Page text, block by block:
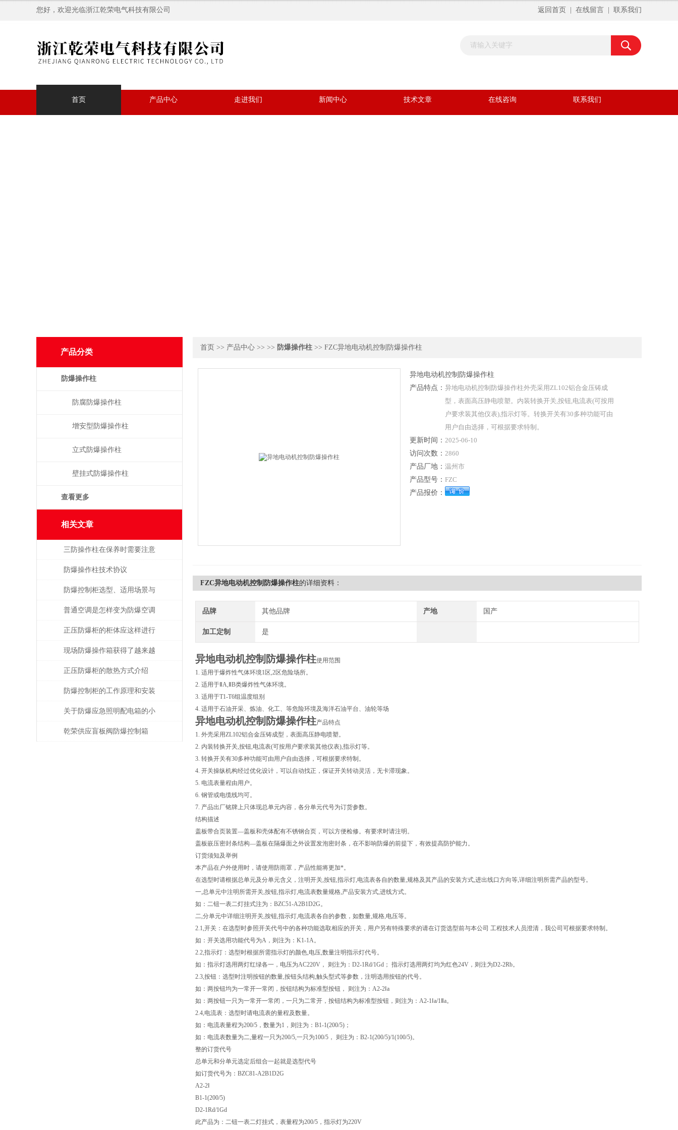
您好，欢迎光临浙江乾荣电气科技有限公司 返回首页 在线留言 联系我们
首页 产品中心 走进我们 新闻中心 技术文章 在线咨询 联系我们
首页 >> 产品中心 >> >> 防爆操作柱 >> FZC异地电动机控制防爆操作柱
异地电动机控制防爆操作柱
产品特点： 异地电动机控制防爆操作柱外壳采用ZL102铝合金压铸成
型，表面高压静电喷塑。内装转换开关,按钮,电流表(可按用
户要求装其他仪表),指示灯等。转换开关有30多种功能可由
用户自由选择，可根据要求特制。
更新时间： 2025-06-10
访问次数： 2860
产品厂地： 温州市
产品型号： FZC
产品报价：
FZC异地电动机控制防爆操作柱的详细资料：
品牌 其他品牌 产地 国产
加工定制 是
异地电动机控制防爆操作柱使用范围
1. 适用于爆炸性气体环境1区,2区危险场所。
2. 适用于ⅡA,ⅡB类爆炸性气体环境。
3. 适用于T1-T6组温度组别
4. 适用于石油开采、炼油、化工、等危险环境及海洋石油平台、油轮等场
异地电动机控制防爆操作柱产品特点
1. 外壳采用ZL102铝合金压铸成型，表面高压静电喷塑。
2. 内装转换开关,按钮,电流表(可按用户要求装其他仪表),指示灯等。
3. 转换开关有30多种功能可由用户自由选择，可根据要求特制。
4. 开关操纵机构经过优化设计，可以自动找正，保证开关转动灵活，无卡滞现象。
5. 电流表量程由用户。
6. 钢管或电缆线均可。
7. 产品出厂铭牌上只体现总单元内容，各分单元代号为订货参数。
结构描述
盖板带合页装置—盖板和壳体配有不锈钢合页，可以方便检修。有要求时请注明。
盖板嵌压密封条结构—盖板在隔爆面之外设置发泡密封条，在不影响防爆的前提下，有效提高防护能力。
订货须知及举例
本产品在户外使用时，请使用防雨罩，产品性能将更加*。
在选型时请根据总单元及分单元含义，注明开关,按钮,指示灯,电流表各自的数量,规格及其产品的安装方式,进出线口方向等,详细注明所需产品的型号。
一,总单元中注明所需开关,按钮,指示灯,电流表数量规格,产品安装方式,进线方式。
如：二钮一表二灯挂式注为：BZC51-A2B1D2G。
二,分单元中详细注明开关,按钮,指示灯,电流表各自的参数，如数量,规格,电压等。
2.1,开关：在选型时参照开关代号中的各种功能选取相应的开关，用户另有特殊要求的请在订货选型前与本公司 工程技术人员澄清，我公司可根据要求特制。
如：开关选用功能代号为A，则注为：K1-1A。
2.2,指示灯：选型时根据所需指示灯的颜色,电压,数量注明指示灯代号。
如：指示灯选用两灯红绿各一，电压为AC220V， 则注为：D2-1Rd/1Gd； 指示灯选用两灯均为红色24V，则注为D2-2Rb。
2.3,按钮：选型时注明按钮的数量,按钮头结构,触头型式等参数，注明选用按钮的代号。
如：两按钮均为一常开一常闭，按钮结构为标准型按钮， 则注为：A2-2Ⅰa
如：两按钮一只为一常开一常闭，一只为二常开，按钮结构为标准型按钮，则注为：A2-1Ⅰa/1Ⅱa。
2.4,电流表：选型时请电流表的量程及数量。
如：电流表量程为200/5，数量为1，则注为：B1-1(200/5)；
如：电流表数量为二,量程一只为200/5,一只为100/5， 则注为：B2-1(200/5)/1(100/5)。
整的订货代号
总单元和分单元选定后组合一起就是选型代号
如订货代号为：BZC81-A2B1D2G
A2-2Ⅰ
B1-1(200/5)
D2-1Rd/1Gd
此产品为：二钮一表二灯挂式，表量程为200/5，指示灯为220V
产品分类
防爆操作柱
防腐防爆操作柱
增安型防爆操作柱
立式防爆操作柱
壁挂式防爆操作柱
查看更多
相关文章
三防操作柱在保养时需要注意
的事项
防爆操作柱技术协议
防爆控制柜选型、适用场景与
定制要点说明
普通空调是怎样变为防爆空调
的？
正压防爆柜的柜体应这样进行
安装与维护
现场防爆操作箱获得了越来越
广泛的应用
正压防爆柜的散热方式介绍
防爆控制柜的工作原理和安装
使用
关于防爆应急照明配电箱的小
常识你需要了解
乾荣供应盲板阀防爆控制箱